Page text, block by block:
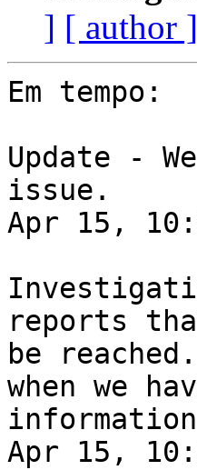
] [ author ]
Em tempo:
Update -
issue.
Apr 15,
reports
be
when we
Apr 15,